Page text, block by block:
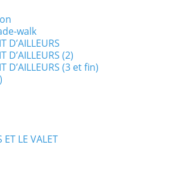
walk
D’AILLEURS
D’AILLEURS (2)
D’AILLEURS (3 et fin)
ET LE VALET